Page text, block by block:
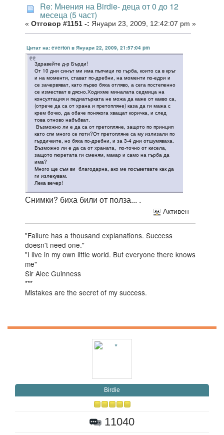
Re: Мнения на Birdie- деца от 0 до 12
месеца (5 част)
« Отговор #1151 -: Януари 23, 2009, 12:42:07 pm »
Цитат на: everton в Януари 22, 2009, 21:57:04 pm
Здравейте д-р Бърди!
От 10 дни синът ми има пъпчици по гърба, които са в кръг
и на моменти, стават по-дребни, на моменти по-едри и
се зачервяват, като първо бяха отляво, а сега постепенно
се изместват в дясно.Ходихме миналата седмица на
консултация и педиатърката не можа да каже от какво са,
(отрече да са от храна и претопляне) каза да ги мажа с
крем бочко, да обаче понякога хващат коричка, и след
това отново набъбват.
Възможно ли е да са от претопляне, защото по принцип
като спи много се поти?От претопляне са му излизали по
гърдичките, но бяха по-дребни, и за 3-4 дни отшумяваха.
Възможно ли е да са от храната, по-точно от кисела,
защото пюретата ги сменям, макар и само на гърба да
има?
Много ще съм ви благодарна, ако ме посъветвате как да
ги излекувам.
Лека вечер!
Снимки? биха били от полза... .
Активен
"Failure has a thousand explanations. Success
doesn't need one."
"I live in my own little world. But everyone there knows
me"
Sir Alec Guinness
***
Mistakes are the secret of my success.
Birdie
11040